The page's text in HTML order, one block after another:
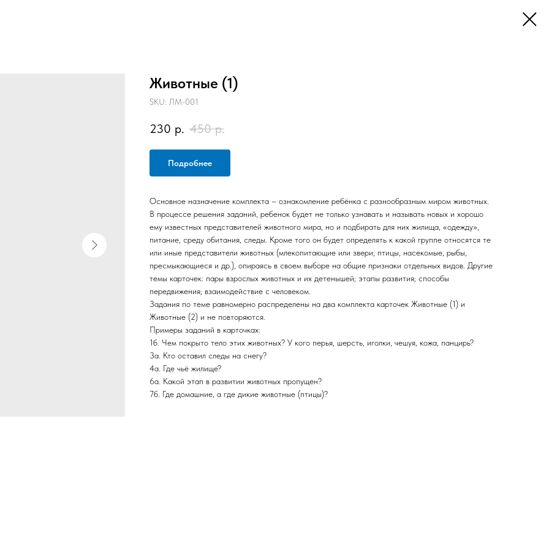
Животные (1)
SKU: ЛМ-001
230 р. 450 р.
Подробнее
Основное назначение комплекта – ознакомление ребёнка с разнообразным миром животных.
В процессе решения заданий, ребенок будет не только узнавать и называть новых и хорошо
ему известных представителей животного мира, но и подбирать для них жилища, «одежду»,
питание, среду обитания, следы. Кроме того он будет определять к какой группе относятся те
или иные представители животных (млекопитающие или звери, птицы, насекомые, рыбы,
пресмыкающиеся и др.), опираясь в своем выборе на общие признаки отдельных видов. Другие
темы карточек: пары взрослых животных и их детенышей; этапы развития; способы
передвижения; взаимодействие с человеком.
Задания по теме равномерно распределены на два комплекта карточек Животные (1) и
Животные (2) и не повторяются.
Примеры заданий в карточках:
1б. Чем покрыто тело этих животных? У кого перья, шерсть, иголки, чешуя, кожа, панцирь?
3а. Кто оставил следы на снегу?
4а. Где чьё жилище?
6а. Какой этап в развитии животных пропущен?
7б. Где домашние, а где дикие животные (птицы)?